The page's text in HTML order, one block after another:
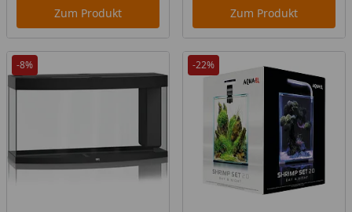
Zum Produkt Zum Produkt
-8% -22%